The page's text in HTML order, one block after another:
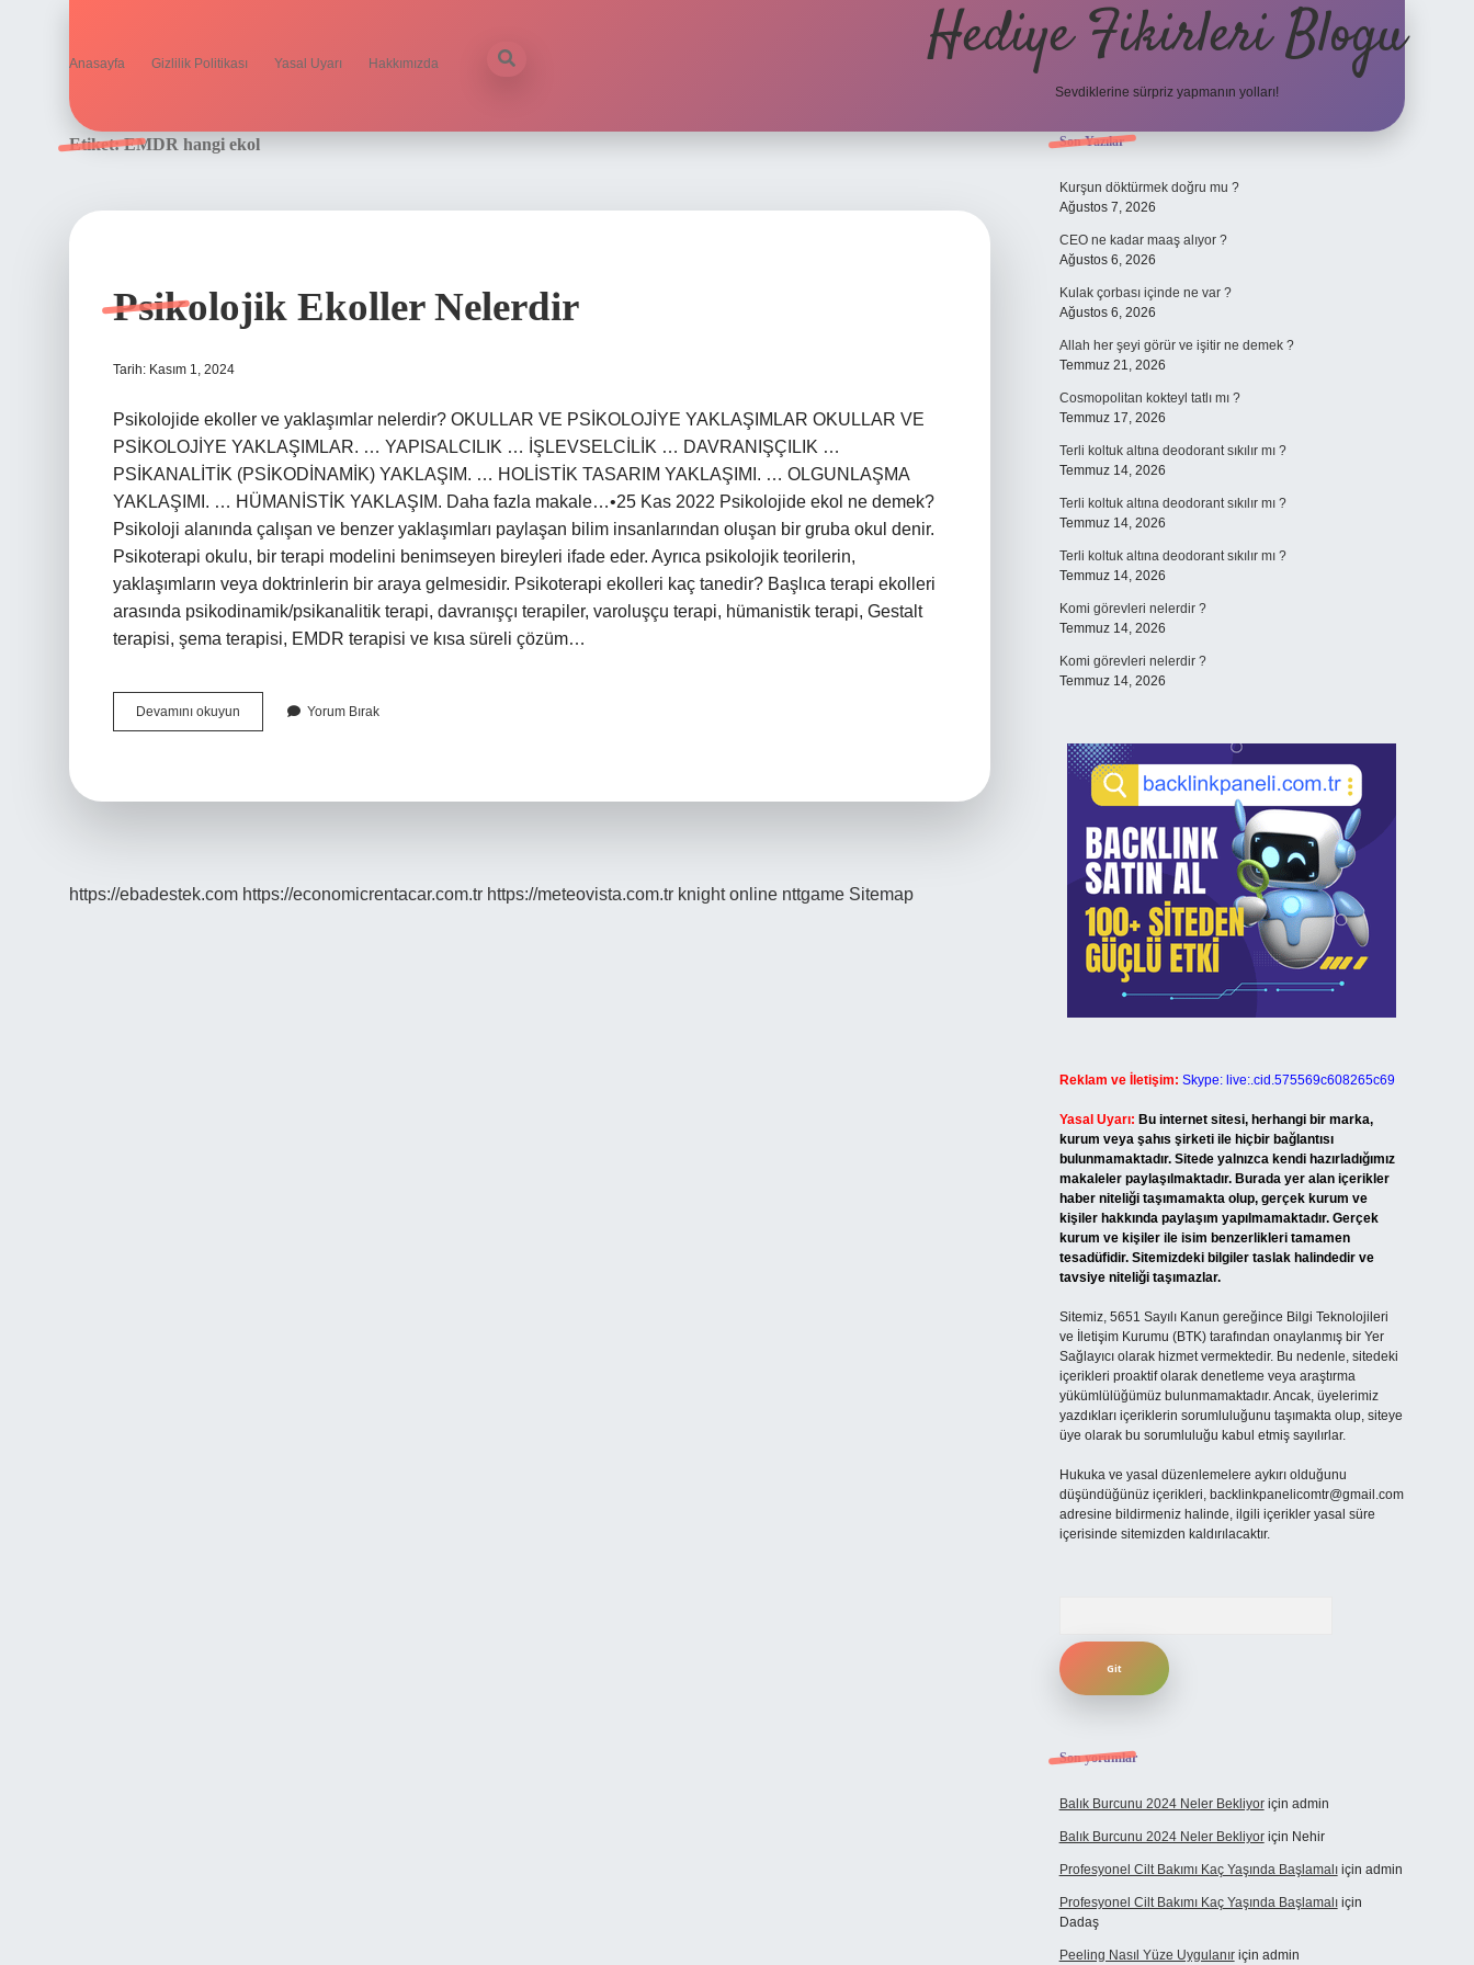
Anasayfa Gizlilik Politikası Yasal Uyarı Hakkımızda Hediye Fikirleri Blogu
Sevdiklerine sürpriz yapmanın yolları!
Etiket:EMDR hangi ekol
Psikolojik Ekoller Nelerdir
Tarih: Kasım 1, 2024
Psikolojide ekoller ve yaklaşımlar nelerdir? OKULLAR VE PSİKOLOJİYE YAKLAŞIMLAR OKULLAR VE
PSİKOLOJİYE YAKLAŞIMLAR. … YAPISALCILIK … İŞLEVSELCİLİK … DAVRANIŞÇILIK …
PSİKANALİTİK (PSİKODİNAMİK) YAKLAŞIM. … HOLİSTİK TASARIM YAKLAŞIMI. … OLGUNLAŞMA
YAKLAŞIMI. … HÜMANİSTİK YAKLAŞIM. Daha fazla makale…•25 Kas 2022 Psikolojide ekol ne demek?
Psikoloji alanında çalışan ve benzer yaklaşımları paylaşan bilim insanlarından oluşan bir gruba okul denir.
Psikoterapi okulu, bir terapi modelini benimseyen bireyleri ifade eder. Ayrıca psikolojik teorilerin,
yaklaşımların veya doktrinlerin bir araya gelmesidir. Psikoterapi ekolleri kaç tanedir? Başlıca terapi ekolleri
arasında psikodinamik/psikanalitik terapi, davranışçı terapiler, varoluşçu terapi, hümanistik terapi, Gestalt
terapisi, şema terapisi, EMDR terapisi ve kısa süreli çözüm…
Devamını okuyun Psikolojik
Ekoller
Yorum Bırak
https://ebadestek.com https://economicrentacar.com.tr https://meteovista.com.tr knight online nttgame Sitemap
Sidebar
Son Yazılar
Kurşun döktürmek doğru mu ?
Ağustos 7, 2026
CEO ne kadar maaş alıyor ?
Ağustos 6, 2026
Kulak çorbası içinde ne var ?
Ağustos 6, 2026
Allah her şeyi görür ve işitir ne demek ?
Temmuz 21, 2026
Cosmopolitan kokteyl tatlı mı ?
Temmuz 17, 2026
Terli koltuk altına deodorant sıkılır mı ?
Temmuz 14, 2026
Terli koltuk altına deodorant sıkılır mı ?
Temmuz 14, 2026
Terli koltuk altına deodorant sıkılır mı ?
Temmuz 14, 2026
Komi görevleri nelerdir ?
Temmuz 14, 2026
Komi görevleri nelerdir ?
Temmuz 14, 2026
Reklam ve İletişim: Skype: live:.cid.575569c608265c69
Yasal Uyarı: Bu internet sitesi, herhangi bir marka,
kurum veya şahıs şirketi ile hiçbir bağlantısı
bulunmamaktadır. Sitede yalnızca kendi hazırladığımız
makaleler paylaşılmaktadır. Burada yer alan içerikler
haber niteliği taşımamakta olup, gerçek kurum ve
kişiler hakkında paylaşım yapılmamaktadır. Gerçek
kurum ve kişiler ile isim benzerlikleri tamamen
tesadüfidir. Sitemizdeki bilgiler taslak halindedir ve
tavsiye niteliği taşımazlar.
Sitemiz, 5651 Sayılı Kanun gereğince Bilgi Teknolojileri
ve İletişim Kurumu (BTK) tarafından onaylanmış bir Yer
Sağlayıcı olarak hizmet vermektedir. Bu nedenle, sitedeki
içerikleri proaktif olarak denetleme veya araştırma
yükümlülüğümüz bulunmamaktadır. Ancak, üyelerimiz
yazdıkları içeriklerin sorumluluğunu taşımakta olup, siteye
üye olarak bu sorumluluğu kabul etmiş sayılırlar.
Hukuka ve yasal düzenlemelere aykırı olduğunu
düşündüğünüz içerikleri, backlinkpanelicomtr@gmail.com
adresine bildirmeniz halinde, ilgili içerikler yasal süre
içerisinde sitemizden kaldırılacaktır.
Son yorumlar
Balık Burcunu 2024 Neler Bekliyoriçin admin
Balık Burcunu 2024 Neler Bekliyoriçin Nehir
Profesyonel Cilt Bakımı Kaç Yaşında Başlamalıiçin admin
Profesyonel Cilt Bakımı Kaç Yaşında Başlamalıiçin
Dadaş
Peeling Nasıl Yüze Uygulanıriçin admin